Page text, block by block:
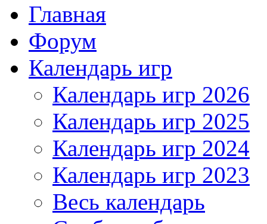
Главная
Форум
Календарь игр
Календарь игр 2026
Календарь игр 2025
Календарь игр 2024
Календарь игр 2023
Весь календарь